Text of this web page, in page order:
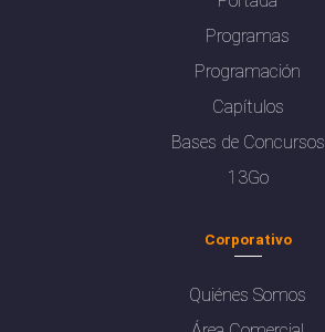
Programas
Programación
Capítulos
Bases de Concursos
13Go
Corporativo
Quiénes Somos